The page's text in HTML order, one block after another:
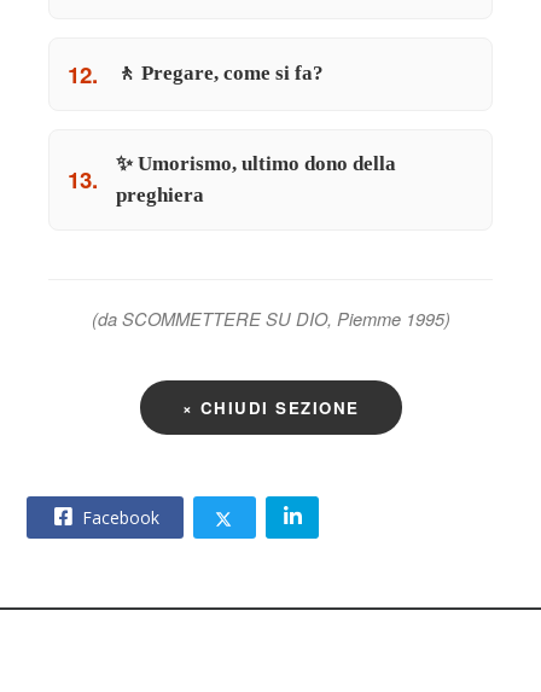
12. 🚶 Pregare, come si fa?
13.
✨ Umorismo, ultimo dono della
preghiera
(da SCOMMETTERE SU DIO, Piemme 1995)
× CHIUDI SEZIONE
Facebook